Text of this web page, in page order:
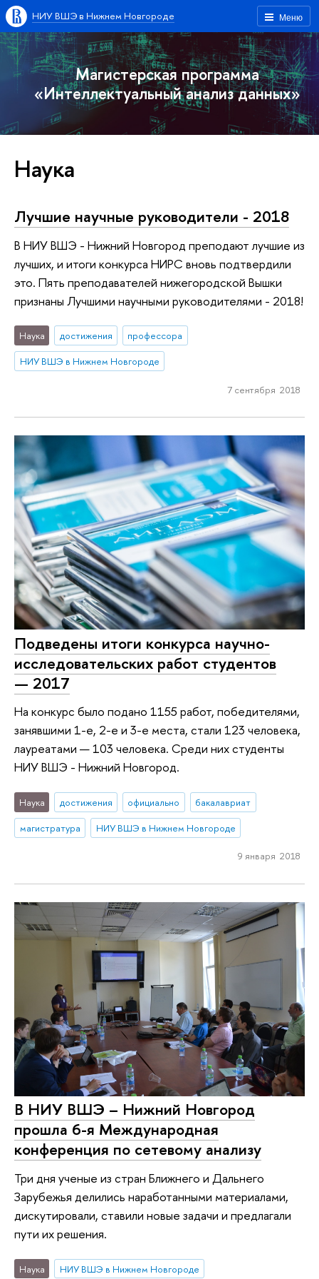
Меню
НИУ ВШЭ в Нижнем Новгороде
Магистерская программа
«Интеллектуальный анализ данных»
Наука
Лучшие научные руководители - 2018
В НИУ ВШЭ - Нижний Новгород преподают лучшие из
лучших, и итоги конкурса НИРС вновь подтвердили
это. Пять преподавателей нижегородской Вышки
признаны Лучшими научными руководителями - 2018!
Наука достижения
профессора
НИУ ВШЭ в Нижнем Новгороде
7 сентября 2018
Подведены итоги конкурса научно-
исследовательских работ студентов
— 2017
На конкурс было подано 1155 работ, победителями,
занявшими 1-е, 2-е и 3-е места, стали 123 человека,
лауреатами — 103 человека. Среди них студенты
НИУ ВШЭ - Нижний Новгород.
Наука достижения официально
бакалавриат
магистратура
НИУ ВШЭ в Нижнем Новгороде
9 января 2018
В НИУ ВШЭ – Нижний Новгород
прошла 6-я Международная
конференция по сетевому анализу
Три дня ученые из стран Ближнего и Дальнего
Зарубежья делились наработанными материалами,
дискутировали, ставили новые задачи и предлагали
пути их решения.
Наука НИУ ВШЭ в Нижнем Новгороде